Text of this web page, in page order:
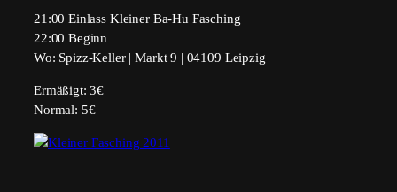
21:00 Einlass Kleiner Ba-Hu Fasching
22:00 Beginn
Wo: Spizz-Keller | Markt 9 | 04109 Leipzig
Ermäßigt: 3€
Normal: 5€